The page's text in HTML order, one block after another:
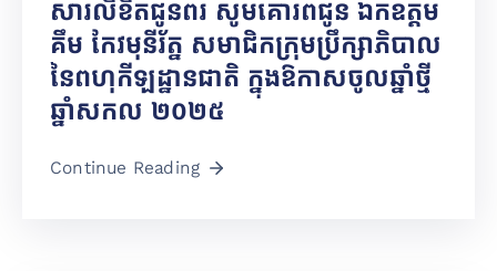
សារលិខិតជូនពរ សូមគោរពជូន ឯកឧត្តម
គឹម កែវមុនីរ័ត្ន សមាជិកក្រុមប្រឹក្សាភិបាល
នៃពហុកីឡដ្ឋានជាតិ ក្នុងឱកាសចូលឆ្នាំថ្មី
ឆ្នាំសកល ២០២៥
Continue Reading